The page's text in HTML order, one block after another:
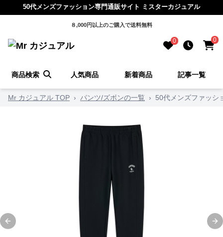
50代メンズファッション専門通販サイト ミスターカジュアル
８,000円以上のご購入で送料無料
0 0
商品検索 人気商品 新着商品 記事一覧
Mr カジュアル TOP › パンツ/ズボンの一覧 › 50代メンズファッシ
Previous slide